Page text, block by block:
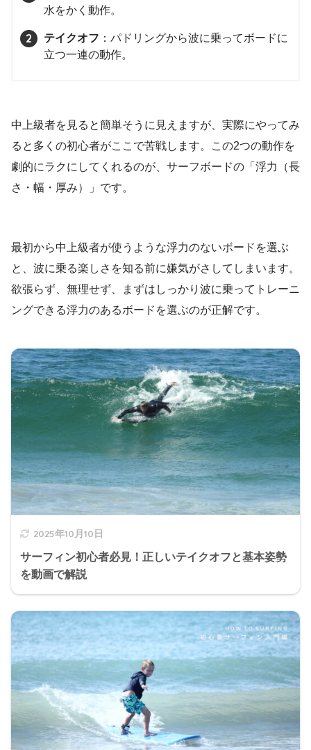
水をかく動作。
テイクオフ ：パドリングから波に乗ってボードに
立つ一連の動作。
中上級者を見ると簡単そうに見えますが、実際にやってみ
ると多くの初心者がここで苦戦します。この2つの動作を
劇的にラクにしてくれるのが、サーフボードの「浮力（長
さ・幅・厚み）」です。
最初から中上級者が使うような浮力のないボードを選ぶ
と、波に乗る楽しさを知る前に嫌気がさしてしまいます。
欲張らず、無理せず、まずはしっかり波に乗ってトレーニ
ングできる浮力のあるボードを選ぶのが正解です。
2025年10月10日
サーフィン初心者必見！正しいテイクオフと基本姿勢
を動画で解説